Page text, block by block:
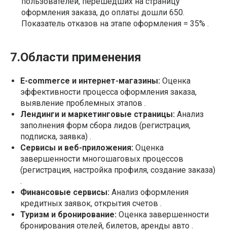
оформления заказа, до оплаты дошли 650.
Показатель отказов на этапе оформления = 35% .
7.Области применения
E-commerce и интернет-магазины: Оценка
эффективности процесса оформления заказа,
выявление проблемных этапов .
Лендинги и маркетинговые страницы: Анализ
заполнения форм сбора лидов (регистрация,
подписка, заявка) .
Сервисы и веб-приложения: Оценка
завершенности многошаговых процессов
(регистрация, настройка профиля, создание заказа)
.
Финансовые сервисы: Анализ оформления
кредитных заявок, открытия счетов .
Туризм и бронирование: Оценка завершенности
бронирования отелей, билетов, аренды авто .